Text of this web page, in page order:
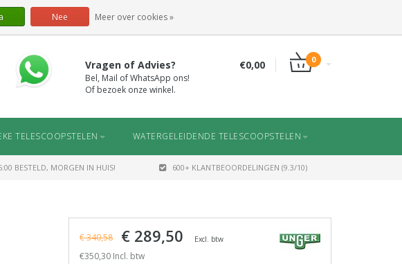
Vragen of Advies?
Bel, Mail of WhatsApp ons!
Of bezoek onze winkel.
€0,00 0
TELESCOOPSTELEN WATERGELEIDENDE TELESCOOPSTELEN
BESTELD, MORGEN IN HUIS! 600+ KLANTBEOORDELINGEN (9.3/10)
€ 340,58 € 289,50 Excl. btw
€350,30 Incl. btw
Nee Meer over cookies »